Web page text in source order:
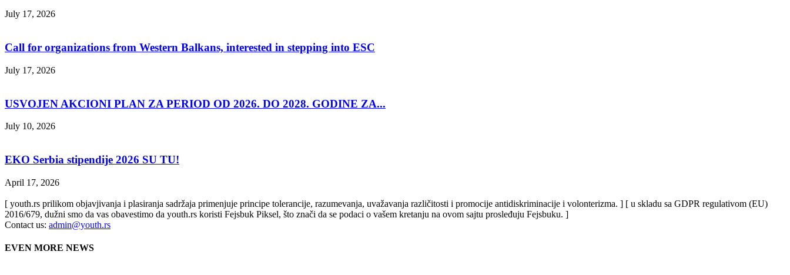
July 17, 2026
Call for organizations from Western Balkans, interested in stepping into ESC
July 17, 2026
USVOJEN AKCIONI PLAN ZA PERIOD OD 2026. DO 2028. GODINE ZA...
July 10, 2026
EKO Serbia stipendije 2026 SU TU!
April 17, 2026
[ youth.rs prilikom objavjivanja i plasiranja sadržaja primenjuje principe tolerancije, razumevanja, uvažavanja različitosti i promocije antidiskriminacije i volonterizma. ] [ u skladu sa GDPR regulativom (EU)
2016/679, dužni smo da vas obavestimo da youth.rs koristi Fejsbuk Piksel, što znači da se podaci o vašem kretanju na ovom sajtu prosleđuju Fejsbuku. ]
Contact us: admin@youth.rs
EVEN MORE NEWS